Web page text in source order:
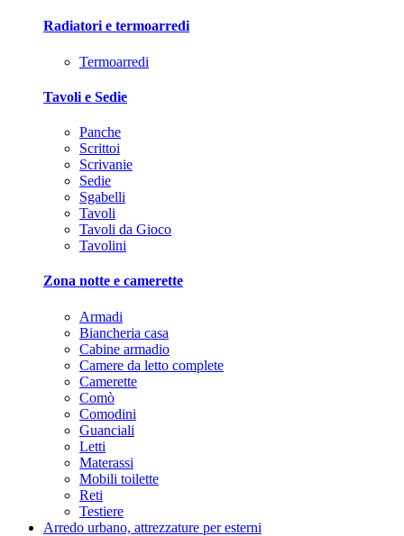
Radiatori e termoarredi
Termoarredi
Tavoli e Sedie
Panche
Scrittoi
Scrivanie
Sedie
Sgabelli
Tavoli
Tavoli da Gioco
Tavolini
Zona notte e camerette
Armadi
Biancheria casa
Cabine armadio
Camere da letto complete
Camerette
Comò
Comodini
Guanciali
Letti
Materassi
Mobili toilette
Reti
Testiere
Arredo urbano, attrezzature per esterni